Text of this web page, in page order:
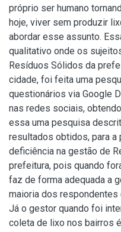
próprio ser humano
hoje, viver sem produzir
abordar esse assunto.
qualitativo onde os
Resíduos Sólidos da
cidade, foi feita uma
questionários via Google
nas redes sociais,
essa uma pesquisa
resultados obtidos, para a
deficiência na gestão de
prefeitura, pois quando
faz de forma adequada a
maioria dos
Já o gestor quando foi
coleta de lixo nos bairros